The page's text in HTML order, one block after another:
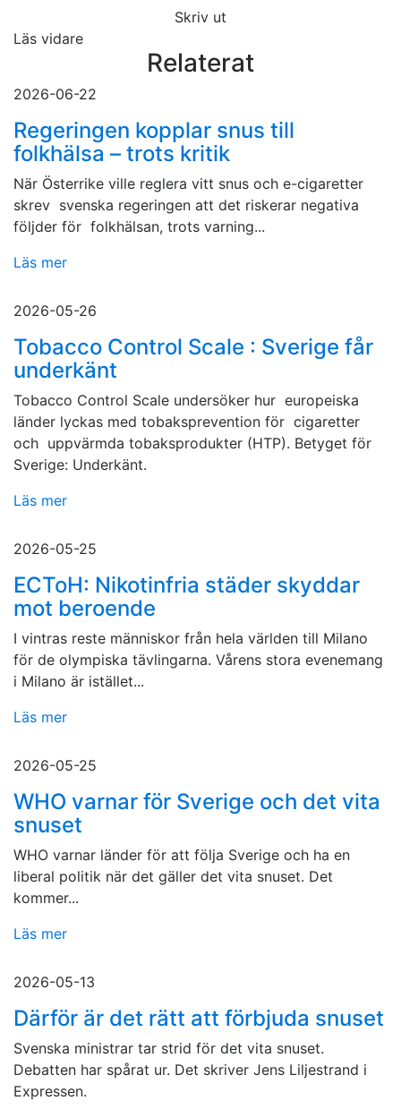
Skriv ut
Läs vidare
Relaterat
2026-06-22
Regeringen kopplar snus till
folkhälsa – trots kritik
När Österrike ville reglera vitt snus och e-cigaretter
skrev svenska regeringen att det riskerar negativa
följder för folkhälsan, trots varning...
Läs mer
2026-05-26
Tobacco Control Scale : Sverige får
underkänt
Tobacco Control Scale undersöker hur europeiska
länder lyckas med tobaksprevention för cigaretter
och uppvärmda tobaksprodukter (HTP). Betyget för
Sverige: Underkänt.
Läs mer
2026-05-25
ECToH: Nikotinfria städer skyddar
mot beroende
I vintras reste människor från hela världen till Milano
för de olympiska tävlingarna. Vårens stora evenemang
i Milano är istället...
Läs mer
2026-05-25
WHO varnar för Sverige och det vita
snuset
WHO varnar länder för att följa Sverige och ha en
liberal politik när det gäller det vita snuset. Det
kommer...
Läs mer
2026-05-13
Därför är det rätt att förbjuda snuset
Svenska ministrar tar strid för det vita snuset.
Debatten har spårat ur. Det skriver Jens Liljestrand i
Expressen.